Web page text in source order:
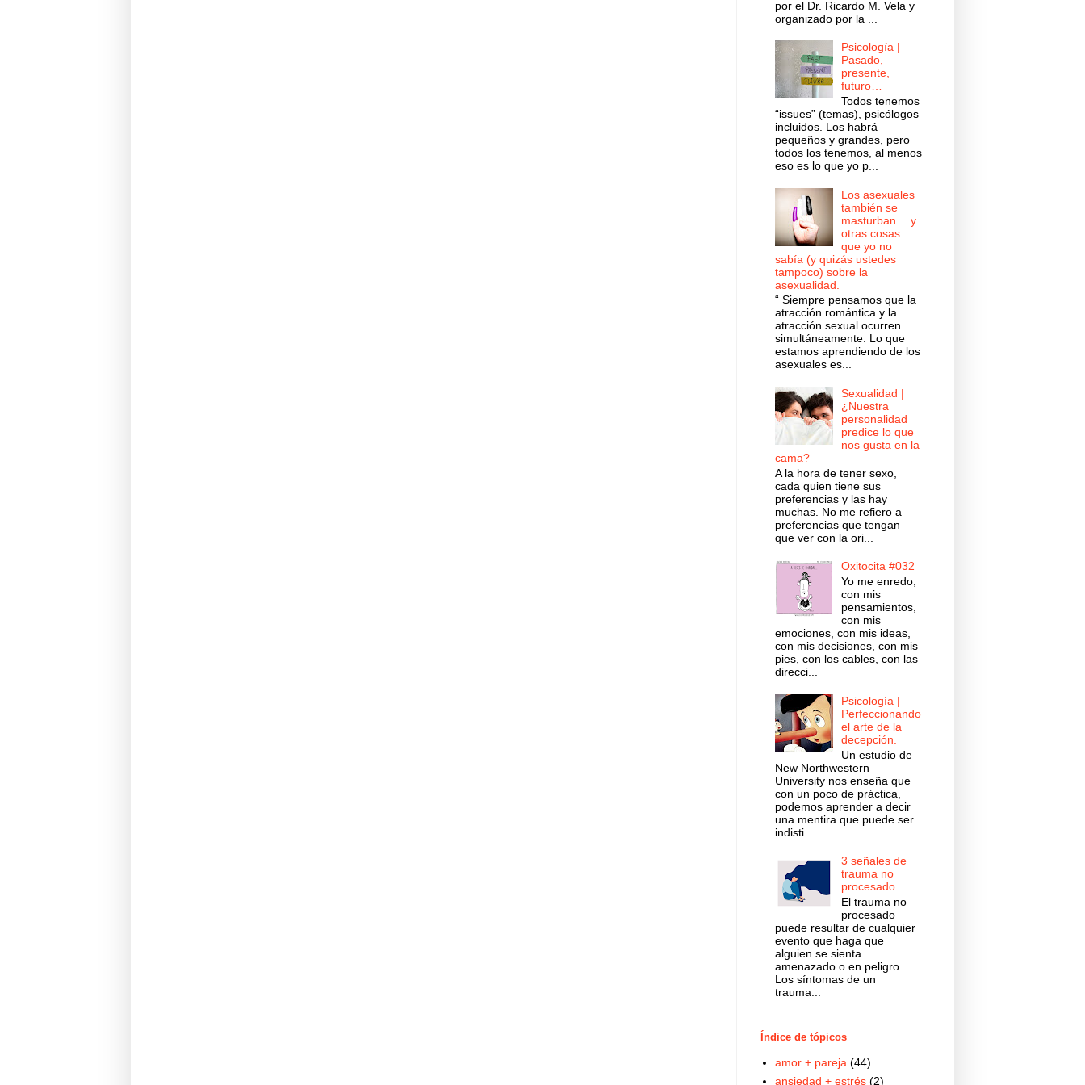
por el Dr. Ricardo M. Vela y
organizado por la ...
Psicología |
Pasado,
presente,
futuro…
Todos tenemos
“issues” (temas), psicólogos
incluidos. Los habrá
pequeños y grandes, pero
todos los tenemos, al menos
eso es lo que yo p...
Los asexuales
también se
masturban… y
otras cosas
que yo no
sabía (y quizás ustedes
tampoco) sobre la
asexualidad.
“ Siempre pensamos que la
atracción romántica y la
atracción sexual ocurren
simultáneamente. Lo que
estamos aprendiendo de los
asexuales es...
Sexualidad |
¿Nuestra
personalidad
predice lo que
nos gusta en la
cama?
A la hora de tener sexo,
cada quien tiene sus
preferencias y las hay
muchas. No me refiero a
preferencias que tengan
que ver con la ori...
Oxitocita #032
Yo me enredo,
con mis
pensamientos,
con mis
emociones, con mis ideas,
con mis decisiones, con mis
pies, con los cables, con las
direcci...
Psicología |
Perfeccionando
el arte de la
decepción.
Un estudio de
New Northwestern
University nos enseña que
con un poco de práctica,
podemos aprender a decir
una mentira que puede ser
indisti...
3 señales de
trauma no
procesado
El trauma no
procesado
puede resultar de cualquier
evento que haga que
alguien se sienta
amenazado o en peligro.
Los síntomas de un
trauma...
Índice de tópicos
amor + pareja (44)
ansiedad + estrés (2)